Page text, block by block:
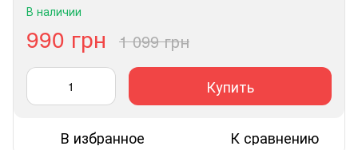
В наличии
990 грн 1 099 грн
Купить
В избранное К сравнению